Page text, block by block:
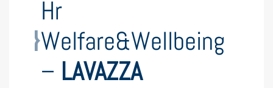
Hr
Welfare&Wellbeing
– LAVAZZA